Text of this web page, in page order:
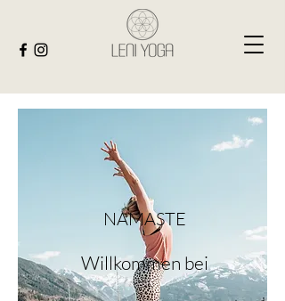
NAMASTE
Willkommen bei